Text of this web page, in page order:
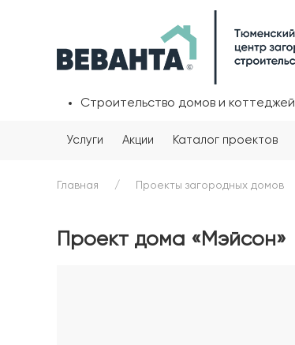
Строительство домов и коттеджей
Услуги Акции Каталог проектов
Главная Проекты загородных домов
Проект дома «Мэйсон»